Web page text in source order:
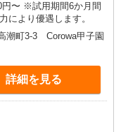
円〜 ※試用期間6か月間
により優遇します。
潮町3-3 Corowa甲子園
詳細を見る